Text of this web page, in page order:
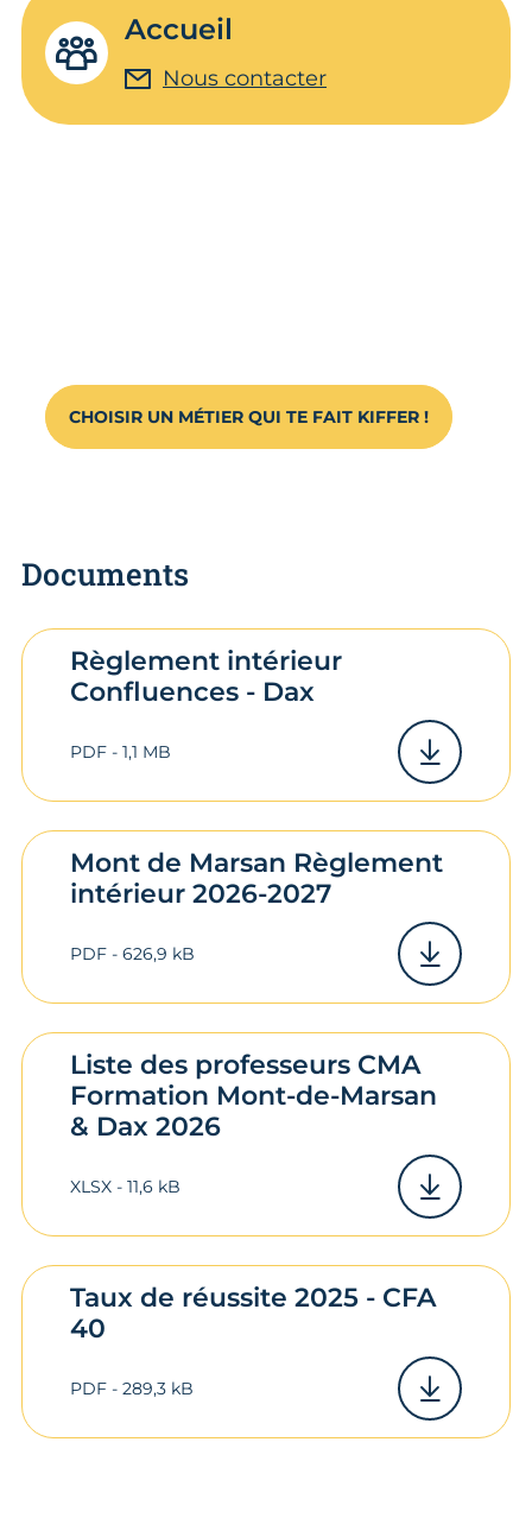
Accueil
Nous contacter
CHOISIR UN MÉTIER QUI TE FAIT KIFFER !
Documents
Règlement intérieur
Confluences - Dax
PDF - 1,1 MB
Mont de Marsan Règlement
intérieur 2026-2027
PDF - 626,9 kB
Liste des professeurs CMA
Formation Mont-de-Marsan
& Dax 2026
XLSX - 11,6 kB
Taux de réussite 2025 - CFA
40
PDF - 289,3 kB